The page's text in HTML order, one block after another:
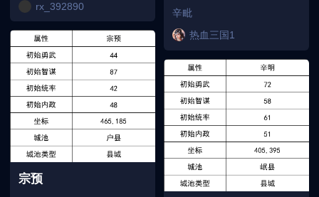
rx_392890
宗预
辛毗
热血三国1